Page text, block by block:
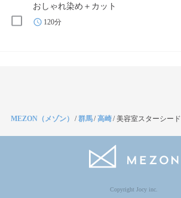
おしゃれ染め＋カット
120分
MEZON（メゾン） /群馬/高崎/美容室スターシード
Copyright Jocy inc.